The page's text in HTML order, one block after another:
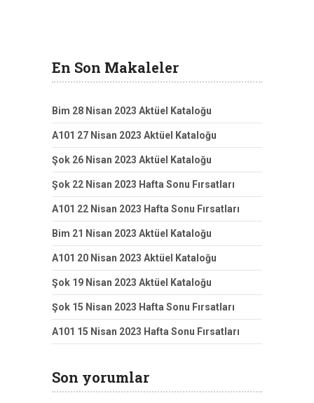
En Son Makaleler
Bim 28 Nisan 2023 Aktüel Kataloğu
A101 27 Nisan 2023 Aktüel Kataloğu
Şok 26 Nisan 2023 Aktüel Kataloğu
Şok 22 Nisan 2023 Hafta Sonu Fırsatları
A101 22 Nisan 2023 Hafta Sonu Fırsatları
Bim 21 Nisan 2023 Aktüel Kataloğu
A101 20 Nisan 2023 Aktüel Kataloğu
Şok 19 Nisan 2023 Aktüel Kataloğu
Şok 15 Nisan 2023 Hafta Sonu Fırsatları
A101 15 Nisan 2023 Hafta Sonu Fırsatları
Son yorumlar